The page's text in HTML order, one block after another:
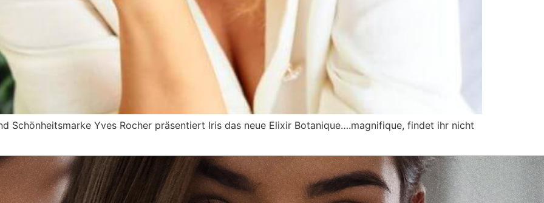
Schönheitsmarke Yves Rocher präsentiert Iris das neue Elixir Botanique….magnifique, findet ihr nicht